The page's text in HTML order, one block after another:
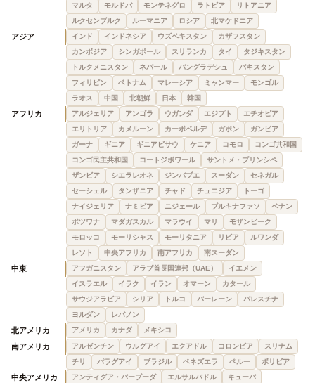
マルタ
モルドバ モンテネグロ ラトビア
リトアニア
ルクセンブルク
ルーマニア ロシア 北マケドニア
アジア インド インドネシア ウズベキスタン
カザフスタン
カンボジア
シンガポール スリランカ タイ
タジキスタン
トルクメニスタン
ネパール バングラデシュ
パキスタン
フィリピン
ベトナム マレーシア ミャンマー
モンゴル
ラオス
中国 北朝鮮 日本 韓国
アフリカ アルジェリア アンゴラ ウガンダ エジプト
エチオピア
エリトリア
カメルーン カーボベルデ ガボン
ガンビア
ガーナ
ギニア ギニアビサウ ケニア コモロ
コンゴ共和国
コンゴ民主共和国
コートジボワール
サントメ・プリンシペ
ザンビア
シエラレオネ ジンバブエ スーダン
セネガル
セーシェル
タンザニア チャド チュニジア
トーゴ
ナイジェリア
ナミビア ニジェール ブルキナファソ
ベナン
ボツワナ
マダガスカル マラウイ マリ
モザンビーク
モロッコ
モーリシャス モーリタニア リビア
ルワンダ
レソト
中央アフリカ 南アフリカ 南スーダン
中東 アフガニスタン アラブ首長国連邦（UAE）
イエメン
イスラエル
イラク イラン オマーン
カタール
サウジアラビア
シリア トルコ バーレーン
パレスチナ
ヨルダン
レバノン
北アメリカ アメリカ カナダ メキシコ
南アメリカ アルゼンチン ウルグアイ エクアドル コロンビア
スリナム
チリ
パラグアイ ブラジル ベネズエラ ペルー ボリビア
中央アメリカ アンティグア・バーブーダ エルサルバドル キューバ